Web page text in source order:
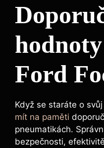
Ford
Když se staráte o svůj
mít na paměti
pneumatikách.
bezpečnosti,